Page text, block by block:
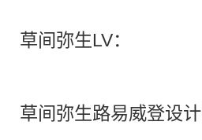
草间弥生LV：
草间弥生路易威登设计